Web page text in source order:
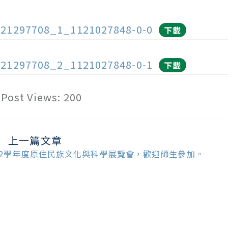
0-0 下載
0-1 下載
Post Views: 200
上一篇文章
學年度原住民族文化與科學展覽會，歡迎師生參加。